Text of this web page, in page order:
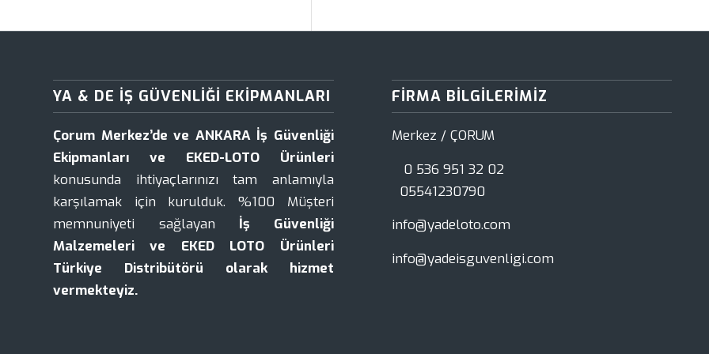
YA & DE İŞ GÜVENLIĞI EKIPMANLARI
Çorum Merkez’de ve ANKARA İş Güvenliği
Ekipmanları ve EKED-LOTO Ürünleri
konusunda ihtiyaçlarınızı tam anlamıyla
karşılamak için kurulduk. %100 Müşteri
memnuniyeti sağlayan İş Güvenliği
Malzemeleri ve EKED LOTO Ürünleri
Türkiye Distribütörü olarak hizmet
vermekteyiz.
FIRMA BILGILERIMIZ
Merkez / ÇORUM
0 536 951 32 02
05541230790
info@yadeloto.com
info@yadeisguvenligi.com